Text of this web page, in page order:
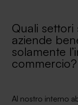
News ed eventi
Chi siamo
Quali
aziende
solamente
commercio?
Al nostro interno